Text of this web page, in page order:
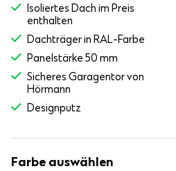
Isoliertes Dach im Preis
enthalten
Dachträger in RAL-Farbe
Panelstärke 50 mm
Sicheres Garagentor von
Hörmann
Designputz
Farbe auswählen